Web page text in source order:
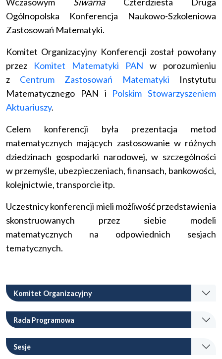
Wczasowym SiwarnaCzterdziesta Druga
Ogólnopolska Konferencja Naukowo-Szkoleniowa
Zastosowań Matematyki.
Komitet Organizacyjny Konferencji został powołany
przez Komitet Matematyki PAN w porozumieniu
z Centrum Zastosowań Matematyki Instytutu
Matematycznego PAN i Polskim Stowarzyszeniem
Aktuariuszy.
Celem konferencji była prezentacja metod
matematycznych mających zastosowanie w różnych
dziedzinach gospodarki narodowej, w szczególności
w przemyśle, ubezpieczeniach, finansach, bankowości,
kolejnictwie, transporcie itp.
Uczestnicy konferencji mieli możliwość przedstawienia
skonstruowanych przez siebie modeli
matematycznych na odpowiednich sesjach
tematycznych.
Komitet Organizacyjny
Rada Programowa
Sesje